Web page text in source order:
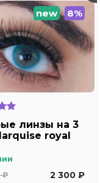
new 8%
линзы на 3
royal
₽
2 300 ₽